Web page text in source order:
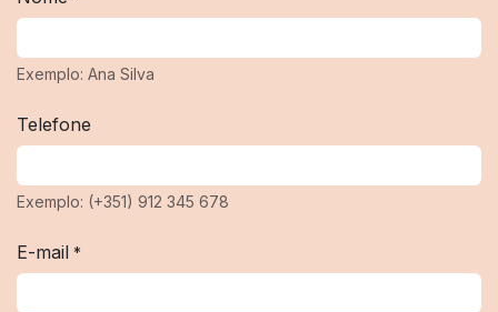
Exemplo: Ana Silva
Telefone
Exemplo: (+351) 912 345 678
E-mail *